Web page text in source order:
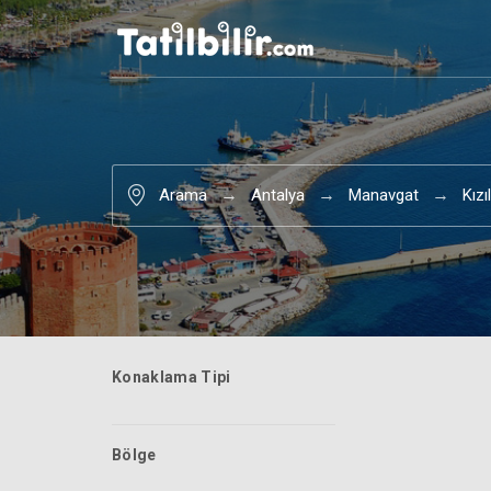
Arama Antalya Manavgat
Konaklama Tipi
Bölge